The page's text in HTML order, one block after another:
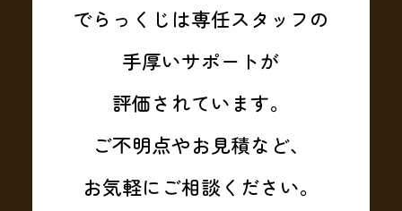
でらっくじは専任スタッフの
手厚いサポートが
評価されています。
ご不明点やお見積など、
お気軽にご相談ください。